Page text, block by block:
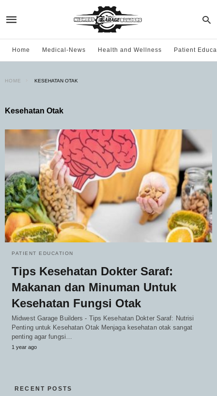
Home Medical-News Health and Wellness Patient
HOME KESEHATAN OTAK
Kesehatan Otak
PATIENT EDUCATION
Tips Kesehatan Dokter Saraf:
Makanan dan Minuman Untuk
Kesehatan Fungsi Otak
Midwest Garage Builders - Tips Kesehatan Dokter Saraf: Nutrisi
Penting untuk Kesehatan Otak Menjaga kesehatan otak sangat
penting agar fungsi…
1 year ago
RECENT POSTS